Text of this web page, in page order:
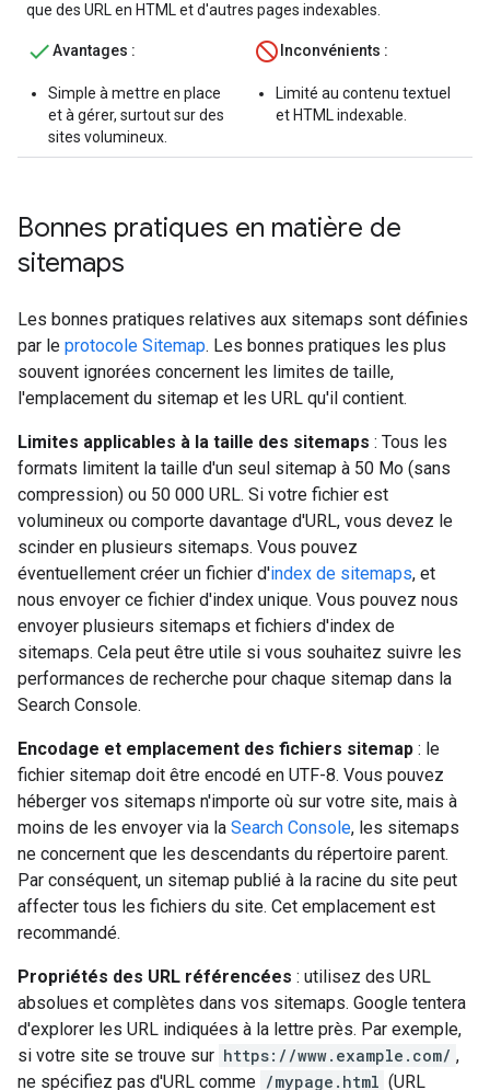
que des URL en HTML et d'autres pages indexables.
Avantages :
Simple à mettre en place
et à gérer, surtout sur des
sites volumineux.
Inconvénients :
Limité au contenu textuel
et HTML indexable.
Bonnes pratiques en matière de
sitemaps
Les bonnes pratiques relatives aux sitemaps sont définies
par le protocole Sitemap. Les bonnes pratiques les plus
souvent ignorées concernent les limites de taille,
l'emplacement du sitemap et les URL qu'il contient.
Limites applicables à la taille des sitemaps : Tous les
formats limitent la taille d'un seul sitemap à 50 Mo (sans
compression) ou 50 000 URL. Si votre fichier est
volumineux ou comporte davantage d'URL, vous devez le
scinder en plusieurs sitemaps. Vous pouvez
éventuellement créer un fichier d'index de sitemaps, et
nous envoyer ce fichier d'index unique. Vous pouvez nous
envoyer plusieurs sitemaps et fichiers d'index de
sitemaps. Cela peut être utile si vous souhaitez suivre les
performances de recherche pour chaque sitemap dans la
Search Console.
Encodage et emplacement des fichiers sitemap : le
fichier sitemap doit être encodé en UTF-8. Vous pouvez
héberger vos sitemaps n'importe où sur votre site, mais à
moins de les envoyer via la Search Console, les sitemaps
ne concernent que les descendants du répertoire parent.
Par conséquent, un sitemap publié à la racine du site peut
affecter tous les fichiers du site. Cet emplacement est
recommandé.
Propriétés des URL référencées : utilisez des URL
absolues et complètes dans vos sitemaps. Google tentera
d'explorer les URL indiquées à la lettre près. Par exemple,
si votre site se trouve sur https://www.example.com/ ,
ne spécifiez pas d'URL comme /mypage.html (URL